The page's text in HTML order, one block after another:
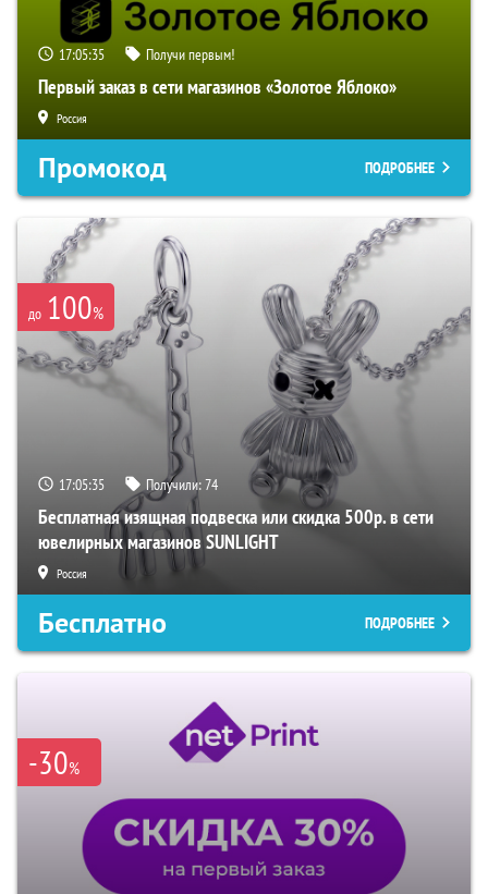
17:05:34 Получи первым!
Первый заказ в сети магазинов «Золотое Яблоко»
Россия
Промокод ПОДРОБНЕЕ
до 100%
17:05:34 Получили:74
Бесплатная изящная подвеска или скидка 500р. в сети
ювелирных магазинов SUNLIGHT
Россия
Бесплатно ПОДРОБНЕЕ
-30%